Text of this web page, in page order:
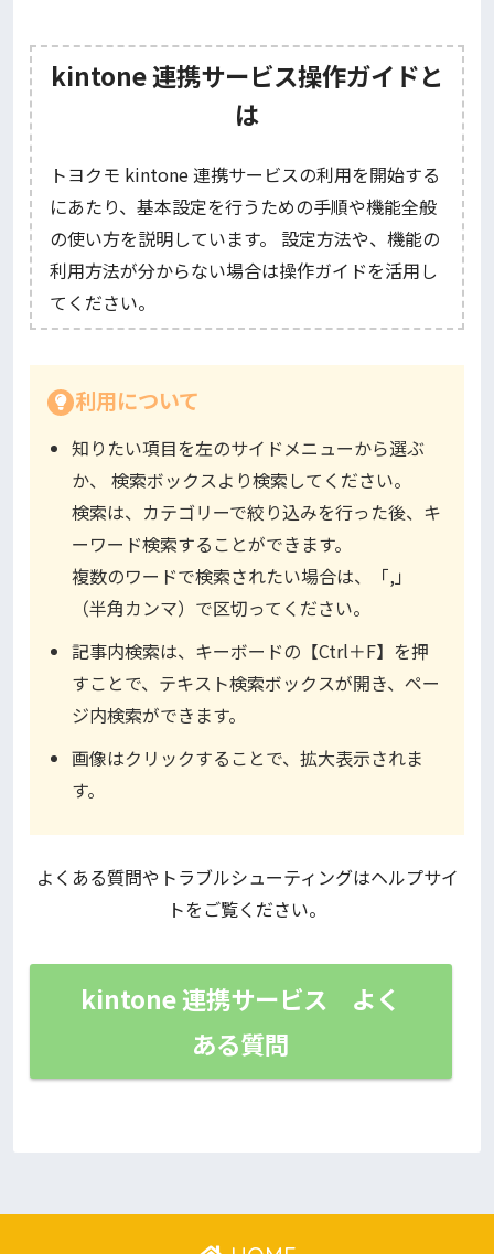
kintone 連携サービス操作ガイドと
は
トヨクモ kintone 連携サービスの利用を開始する
にあたり、基本設定を行うための手順や機能全般
の使い方を説明しています。 設定方法や、機能の
利用方法が分からない場合は操作ガイドを活用し
てください。
利用について
知りたい項目を左のサイドメニューから選ぶ
か、 検索ボックスより検索してください。
検索は、カテゴリーで絞り込みを行った後、キ
ーワード検索することができます。
複数のワードで検索されたい場合は、「,」
（半角カンマ）で区切ってください。
記事内検索は、キーボードの【Ctrl＋F】を押
すことで、テキスト検索ボックスが開き、ペー
ジ内検索ができます。
画像はクリックすることで、拡大表示されま
す。
よくある質問やトラブルシューティングはヘルプサイ
トをご覧ください。
kintone 連携サービス よく
ある質問